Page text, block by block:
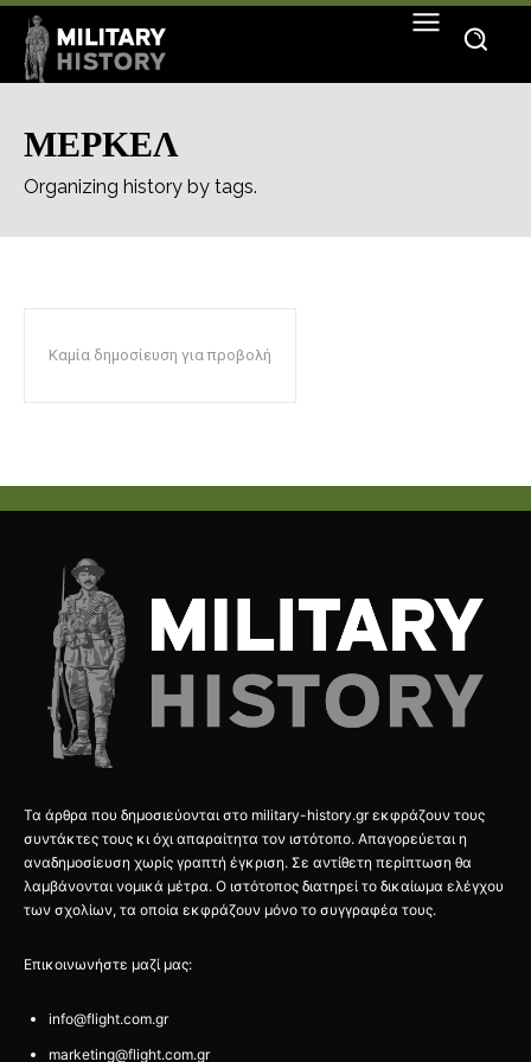
ΜΕΡΚΕΛ
Organizing history by tags.
Καμία δημοσίευση για προβολή
Τα άρθρα που δημοσιεύονται στο military-history.gr εκφράζουν τους
συντάκτες τους κι όχι απαραίτητα τον ιστότοπο. Απαγορεύεται η
αναδημοσίευση χωρίς γραπτή έγκριση. Σε αντίθετη περίπτωση θα
λαμβάνονται νομικά μέτρα. Ο ιστότοπος διατηρεί το δικαίωμα ελέγχου
των σχολίων, τα οποία εκφράζουν μόνο το συγγραφέα τους.
Επικοινωνήστε μαζί μας:
info@flight.com.gr
marketing@flight.com.gr